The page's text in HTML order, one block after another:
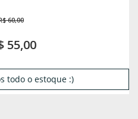
60,00
55,00
todo o estoque :)